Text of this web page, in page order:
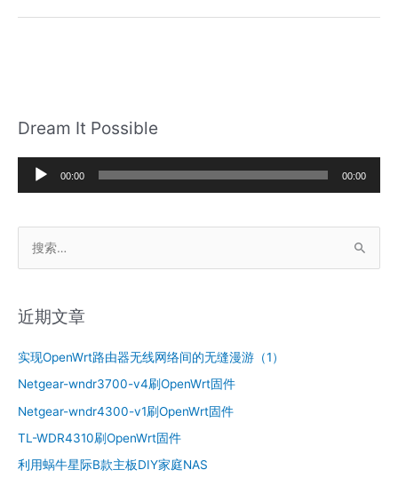
务
Dream It Possible
频
00:00 00:00
近期文章
实现OpenWrt路由器无线网络间的无缝漫游（1）
Netgear-wndr3700-v4刷OpenWrt固件
Netgear-wndr4300-v1刷OpenWrt固件
TL-WDR4310刷OpenWrt固件
利用蜗牛星际B款主板DIY家庭NAS